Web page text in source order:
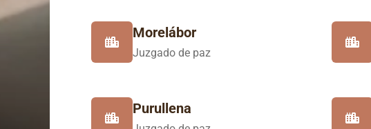
Morelábor
Juzgado de paz
Purullena